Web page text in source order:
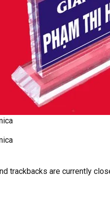
trackbacks are currently